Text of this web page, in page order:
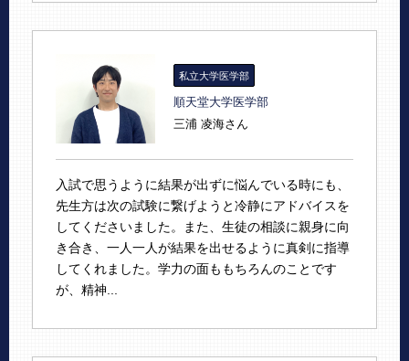
私立大学医学部
順天堂大学医学部
三浦 凌海さん
入試で思うように結果が出ずに悩んでいる時にも、
先生方は次の試験に繋げようと冷静にアドバイスを
してくださいました。また、生徒の相談に親身に向
き合き、一人一人が結果を出せるように真剣に指導
してくれました。学力の面ももちろんのことです
が、精神...